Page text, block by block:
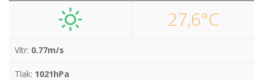
27,6°C
Vítr: 0.77m/s
Tlak: 1021hPa